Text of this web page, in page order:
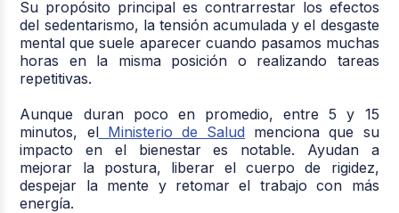
Su propósito principal es contrarrestar los efectos
del sedentarismo, la tensión acumulada y el desgaste
mental que suele aparecer cuando pasamos muchas
horas en la misma posición o realizando tareas
repetitivas.
Aunque duran poco en promedio, entre 5 y 15
minutos, elMinisterio de Salud menciona que su
impacto en el bienestar es notable. Ayudan a
mejorar la postura, liberar el cuerpo de rigidez,
despejar la mente y retomar el trabajo con más
energía.